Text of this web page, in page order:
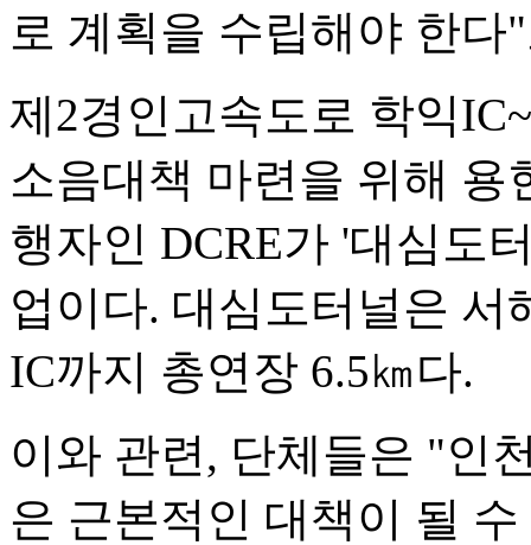
로 계획을 수립해야 한다
제2경인고속도로 학익
소음대책 마련을 위해 용
행자인 DCRE가 '대심도
업이다. 대심도터널은 서
IC까지 총연장 6.5㎞다.
이와 관련, 단체들은 "인
은 근본적인 대책이 될